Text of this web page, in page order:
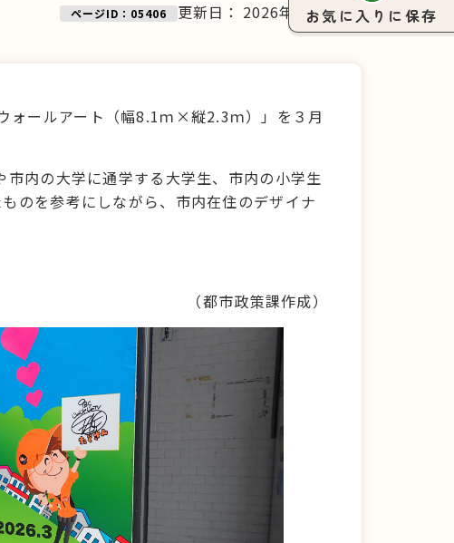
お気に入りに保存
ページID：05406 更新日： 2026年03月26日
ォールアート（幅8.1ｍ×縦2.3ｍ）」を３月
内の大学に通学する大学生、市内の小学生
のを参考にしながら、市内在住のデザイナ
（都市政策課作成）